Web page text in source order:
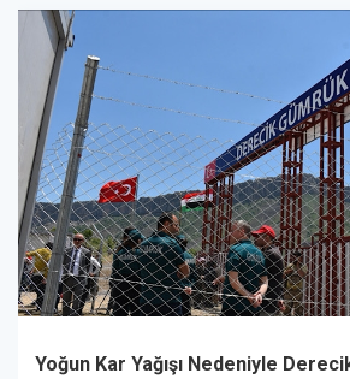
Yoğun Kar Yağışı Nedeniyle